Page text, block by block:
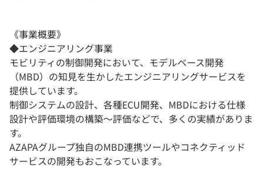
《事業概要》
◆エンジニアリング事業
モビリティの制御開発において、モデルベース開発
（MBD）の知見を生かしたエンジニアリングサービスを
提供しています。
制御システムの設計、各種ECU開発、MBDにおける仕様
設計や評価環境の構築～評価などで、多くの実績がありま
す。
AZAPAグループ独自のMBD連携ツールやコネクティッド
サービスの開発もおこなっています。